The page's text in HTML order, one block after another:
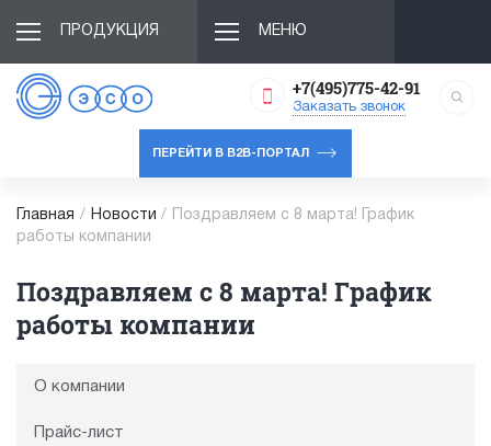
ПРОДУКЦИЯ МЕНЮ
+7(495)775-42-91
Заказать звонок
ПЕРЕЙТИ В B2B-ПОРТАЛ
Главная / Новости /
Поздравляем с 8 марта! График
работы компании
Поздравляем с 8 марта! График
работы компании
О компании
Прайс-лист